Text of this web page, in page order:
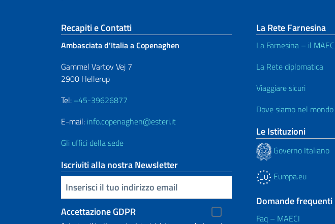
Sezione footer
Recapiti e Contatti
Ambasciata d’Italia a Copenaghen
Gammel Vartov Vej 7
2900 Hellerup
Tel: +45-39626877
E-mail: info.copenaghen@esteri.it
Gli uffici della sede
Iscriviti alla nostra Newsletter
Inserisci la tua email
Accettazione GDPR
La Rete Farnesina
La Farnesina – il
La Rete diplomatica
Viaggiare sicuri
Dove siamo nel mondo
Le Istituzioni
Governo Italiano
Europa.eu
Domande frequenti
Faq – MAECI